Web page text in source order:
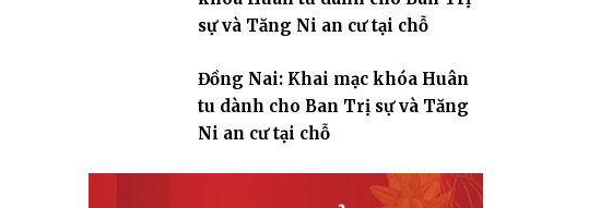
sự và Tăng Ni an cư tại chỗ
Đồng Nai: Khai mạc khóa Huân
tu dành cho Ban Trị sự và Tăng
Ni an cư tại chỗ